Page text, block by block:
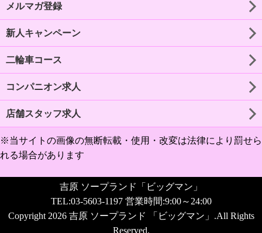
メルマガ登録
新人キャンペーン
二輪車コース
コンパニオン求人
店舗スタッフ求人
※当サイトの画像の無断転載・使用・改変は法律により罰せら
れる場合があります
吉原 ソープランド「ビッグマン」
TEL:03-5603-1197 営業時間:9:00～24:00
Copyright 2026 吉原 ソープランド 「ビッグマン」.All Rights
Reserved.